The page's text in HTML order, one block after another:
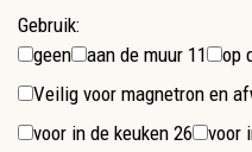
Gebruik:
geen
aan de muur 11 op
Veilig voor magnetron en
voor in de keuken 26 voor